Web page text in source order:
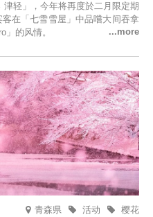
轻」，今年将再度於二月限定期
在「七雪雪屋」中品嚐大间吞拿
的风情。
青森県 樱花
活动